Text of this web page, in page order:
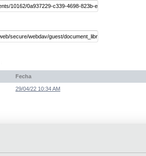
Fecha
29/04/22 10:34 AM